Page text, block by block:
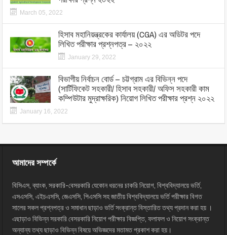
March 05, 2022
হিসাব মহানিয়ন্ত্রকের কার্যালয় (CGA) এর অডিটর পদে
লিখিত পরীক্ষার প্রশ্নপত্র – ২০২২
January 29, 2022
বিভাগীয় নির্বাচন বোর্ড – চট্টগ্রাম এর বিভিন্ন পদে
(সার্টিফিকেট সহকারী/ হিসাব সহকারী/ অফিস সহকারী কাম
কম্পিউটার মুদ্রাক্ষরিক) নিয়োগ লিখিত পরীক্ষার প্রশ্ন ২০২২
January 16, 2022
আমাদের সম্পর্কে
বিসিএস, ব্যাংক, সরকারি-বেসরকারি যেকোন ধরনের চাকরি নিয়োগ, বিশ্ববিদ্যালয়ে ভর্তি,
এসএসসি, এইচএসসি, জেএসসি, পিএসসি সহ জাতীয় বিশ্ববিদ্যালয়ে ভর্তি পরীক্ষার বিগত
সালের সকল প্রশ্নপত্র ও সমাধান ছাড়াও ভর্তি সংক্রান্ত বিস্তারিত তথ্য প্রদান করা হয় ।
এছাড়াও বিভিন্ন সরকারি বেসরকারি নিয়োগ পরীক্ষার বিজ্ঞপ্তি, ফলাফল ও নিয়োগ সংক্রান্ত
অন্যান্য তথ্য ছাড়াও বিভিন্ন বিষয়ে অভিজ্ঞদের মতামত প্রকাশ করা হয়।